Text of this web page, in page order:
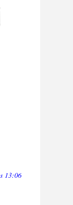
13:06